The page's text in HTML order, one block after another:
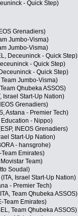
- Quick Step)
Grenadiers)
Jumbo-Visma)
Jumbo-Visma)
Deceuninck - Quick Step)
- Quick Step)
- Quick Step)
Jumbo-Visma)
Qhubeka ASSOS)
Israel Start-Up Nation)
Grenadiers)
Astana - Premier Tech)
Education - Nippo)
INEOS Grenadiers)
Start-Up Nation)
- hansgrohe)
Emirates)
Team)
Soudal)
Israel Start-Up Nation)
- Premier Tech)
Team Qhubeka ASSOS)
Team Emirates)
Team Qhubeka ASSOS)